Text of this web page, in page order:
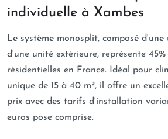
individuelle à Xambes
Le système monosplit, composé
d'une unité extérieure, représente
résidentielles en France. Idéal pour
unique de 15 à 40 m², il offre un
prix avec des tarifs d'installation
euros pose comprise.